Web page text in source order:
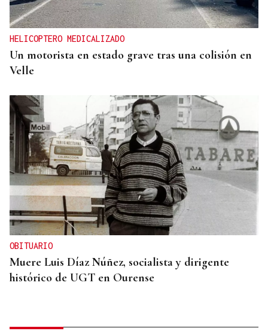
HELICOPTERO MEDICALIZADO
Un motorista en estado grave tras una colisión en
Velle
OBITUARIO
Muere Luis Díaz Núñez, socialista y dirigente
histórico de UGT en Ourense